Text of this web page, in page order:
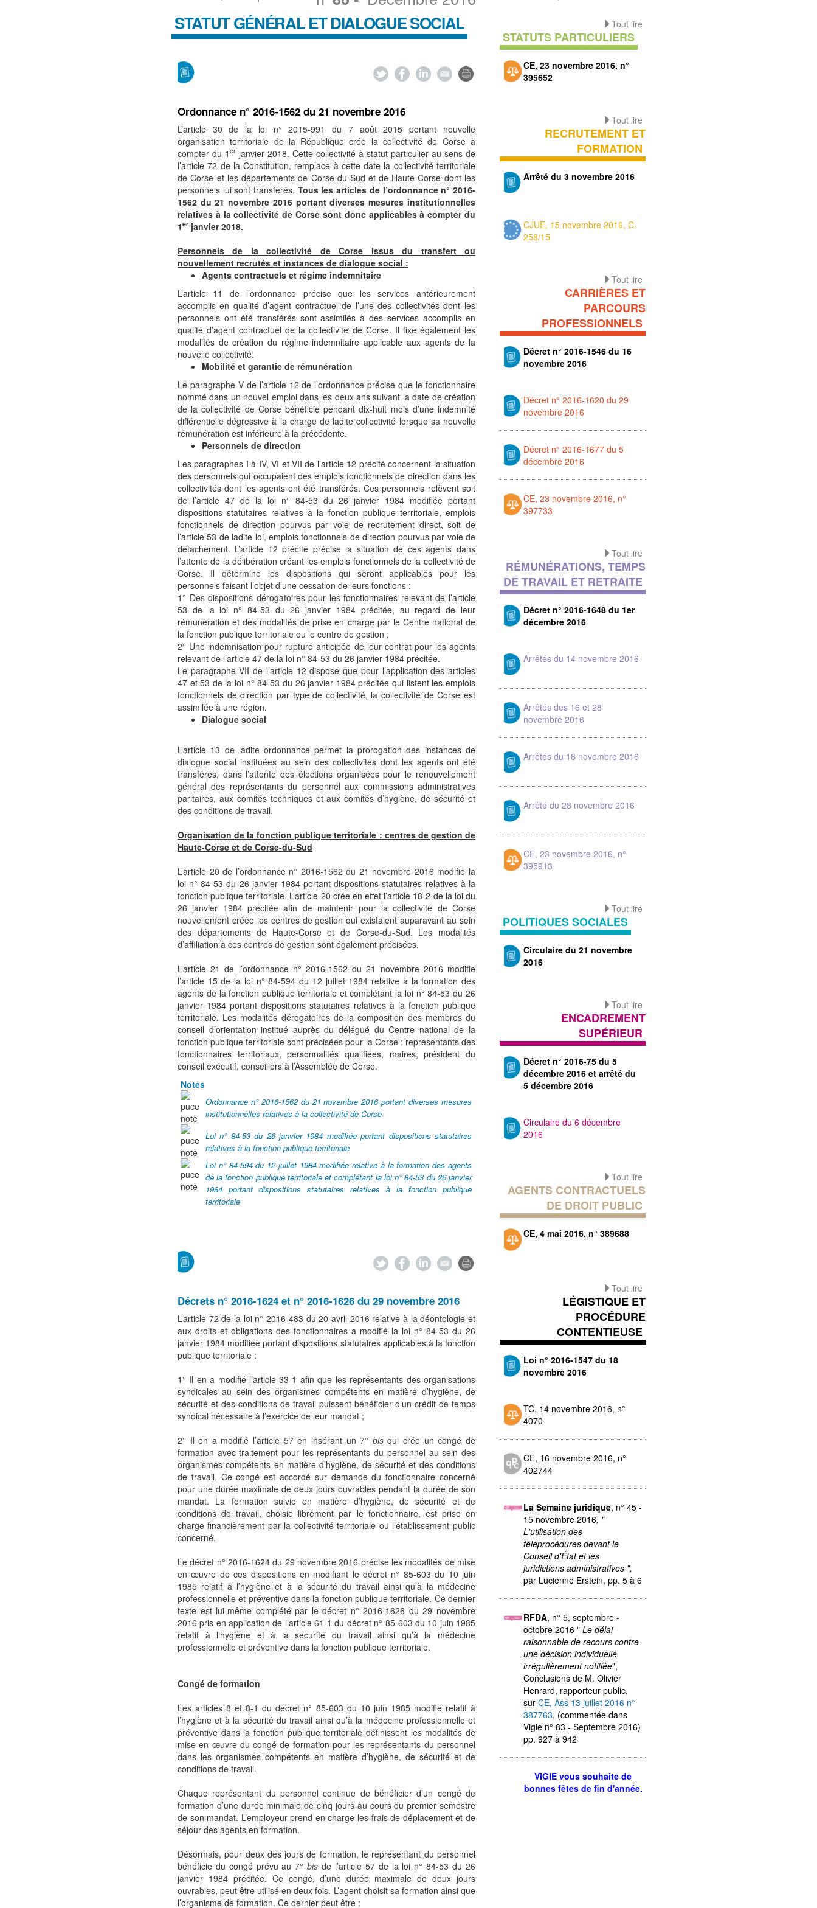
STATUT GÉNÉRAL ET DIALOGUE SOCIAL
Ordonnance n° 2016-1562 du 21 novembre 2016
L’article 30 de la loi n° 2015-991 du 7 août 2015 portant nouvelle
organisation territoriale de la République crée la collectivité de Corse à
compter du 1 er janvier 2018. Cette collectivité à statut particulier au sens de
l’article 72 de la Constitution, remplace à cette date la collectivité territoriale
de Corse et les départements de Corse-du-Sud et de Haute-Corse dont les
personnels lui sont transférés. Tous les articles de l’ordonnance n° 2016-
1562 du 21 novembre 2016 portant diverses mesures institutionnelles
relatives à la collectivité de Corse sont donc applicables à compter du
1er janvier 2018.
Personnels de la collectivité de Corse issus du transfert ou
nouvellement recrutés et instances de dialogue social :
Agents contractuels et régime indemnitaire
L’article 11 de l’ordonnance précise que les services antérieurement
accomplis en qualité d’agent contractuel de l’une des collectivités dont les
personnels ont été transférés sont assimilés à des services accomplis en
qualité d’agent contractuel de la collectivité de Corse. Il fixe également les
modalités de création du régime indemnitaire applicable aux agents de la
nouvelle collectivité.
Mobilité et garantie de rémunération
Le paragraphe V de l’article 12 de l’ordonnance précise que le fonctionnaire
nommé dans un nouvel emploi dans les deux ans suivant la date de création
de la collectivité de Corse bénéficie pendant dix-huit mois d’une indemnité
différentielle dégressive à la charge de ladite collectivité lorsque sa nouvelle
rémunération est inférieure à la précédente.
Personnels de direction
Les paragraphes I à IV, VI et VII de l’article 12 précité concernent la situation
des personnels qui occupaient des emplois fonctionnels de direction dans les
collectivités dont les agents ont été transférés. Ces personnels relèvent soit
de l’article 47 de la loi n° 84-53 du 26 janvier 1984 modifiée portant
dispositions statutaires relatives à la fonction publique territoriale, emplois
fonctionnels de direction pourvus par voie de recrutement direct, soit de
l’article 53 de ladite loi, emplois fonctionnels de direction pourvus par voie de
détachement. L’article 12 précité précise la situation de ces agents dans
l’attente de la délibération créant les emplois fonctionnels de la collectivité de
Corse. Il détermine les dispositions qui seront applicables pour les
personnels faisant l’objet d’une cessation de leurs fonctions :
1° Des dispositions dérogatoires pour les fonctionnaires relevant de l’article
53 de la loi n° 84-53 du 26 janvier 1984 précitée, au regard de leur
rémunération et des modalités de prise en charge par le Centre national de
la fonction publique territoriale ou le centre de gestion ;
2° Une indemnisation pour rupture anticipée de leur contrat pour les agents
relevant de l’article 47 de la loi n° 84-53 du 26 janvier 1984 précitée.
Le paragraphe VII de l’article 12 dispose que pour l’application des articles
47 et 53 de la loi n° 84-53 du 26 janvier 1984 précitée qui listent les emplois
fonctionnels de direction par type de collectivité, la collectivité de Corse est
assimilée à une région.
Dialogue social
L’article 13 de ladite ordonnance permet la prorogation des instances de
dialogue social instituées au sein des collectivités dont les agents ont été
transférés, dans l’attente des élections organisées pour le renouvellement
général des représentants du personnel aux commissions administratives
paritaires, aux comités techniques et aux comités d’hygiène, de sécurité et
des conditions de travail.
Organisation de la fonction publique territoriale : centres de gestion de
Haute-Corse et de Corse-du-Sud
L’article 20 de l’ordonnance n° 2016-1562 du 21 novembre 2016 modifie la
loi n° 84-53 du 26 janvier 1984 portant dispositions statutaires relatives à la
fonction publique territoriale. L’article 20 crée en effet l’article 18-2 de la loi du
26 janvier 1984 précitée afin de maintenir pour la collectivité de Corse
nouvellement créée les centres de gestion qui existaient auparavant au sein
des départements de Haute-Corse et de Corse-du-Sud. Les modalités
d’affiliation à ces centres de gestion sont également précisées.
L’article 21 de l’ordonnance n° 2016-1562 du 21 novembre 2016 modifie
l’article 15 de la loi n° 84-594 du 12 juillet 1984 relative à la formation des
agents de la fonction publique territoriale et complétant la loi n° 84-53 du 26
janvier 1984 portant dispositions statutaires relatives à la fonction publique
territoriale. Les modalités dérogatoires de la composition des membres du
conseil d’orientation institué auprès du délégué du Centre national de la
fonction publique territoriale sont précisées pour la Corse : représentants des
fonctionnaires territoriaux, personnalités qualifiées, maires, président du
conseil exécutif, conseillers à l’Assemblée de Corse.
Notes
Ordonnance n° 2016-1562 du 21 novembre 2016 portant diverses mesures
institutionnelles relatives à la collectivité de Corse
Loi n° 84-53 du 26 janvier 1984 modifiée portant dispositions statutaires
relatives à la fonction publique territoriale
Loi n° 84-594 du 12 juillet 1984 modifiée relative à la formation des agents
de la fonction publique territoriale et complétant la loi n° 84-53 du 26 janvier
1984 portant dispositions statutaires relatives à la fonction publique
territoriale
Décrets n° 2016-1624 et n° 2016-1626 du 29 novembre 2016
L’article 72 de la loi n° 2016-483 du 20 avril 2016 relative à la déontologie et
aux droits et obligations des fonctionnaires a modifié la loi n° 84-53 du 26
janvier 1984 modifiée portant dispositions statutaires applicables à la fonction
publique territoriale :
1° Il en a modifié l’article 33-1 afin que les représentants des organisations
syndicales au sein des organismes compétents en matière d’hygiène, de
sécurité et des conditions de travail puissent bénéficier d’un crédit de temps
syndical nécessaire à l’exercice de leur mandat ;
2° Il en a modifié l’article 57 en insérant un 7° bisqui crée un congé de
formation avec traitement pour les représentants du personnel au sein des
organismes compétents en matière d’hygiène, de sécurité et des conditions
de travail. Ce congé est accordé sur demande du fonctionnaire concerné
pour une durée maximale de deux jours ouvrables pendant la durée de son
mandat. La formation suivie en matière d’hygiène, de sécurité et de
conditions de travail, choisie librement par le fonctionnaire, est prise en
charge financièrement par la collectivité territoriale ou l’établissement public
concerné.
Le décret n° 2016-1624 du 29 novembre 2016 précise les modalités de mise
en œuvre de ces dispositions en modifiant le décret n° 85-603 du 10 juin
1985 relatif à l’hygiène et à la sécurité du travail ainsi qu’à la médecine
professionnelle et préventive dans la fonction publique territoriale. Ce dernier
texte est lui-même complété par le décret n° 2016-1626 du 29 novembre
2016 pris en application de l’article 61-1 du décret n° 85-603 du 10 juin 1985
relatif à l’hygiène et à la sécurité du travail ainsi qu’à la médecine
professionnelle et préventive dans la fonction publique territoriale.
Congé de formation
Les articles 8 et 8-1 du décret n° 85-603 du 10 juin 1985 modifié relatif à
l’hygiène et à la sécurité du travail ainsi qu’à la médecine professionnelle et
préventive dans la fonction publique territoriale définissent les modalités de
mise en œuvre du congé de formation pour les représentants du personnel
dans les organismes compétents en matière d’hygiène, de sécurité et de
conditions de travail.
Chaque représentant du personnel continue de bénéficier d’un congé de
formation d’une durée minimale de cinq jours au cours du premier semestre
de son mandat. L’employeur prend en charge les frais de déplacement et de
séjour des agents en formation.
Désormais, pour deux des jours de formation, le représentant du personnel
bénéficie du congé prévu au 7°bis de l’article 57 de la loi n° 84-53 du 26
janvier 1984 précitée. Ce congé, d’une durée maximale de deux jours
ouvrables, peut être utilisé en deux fois. L’agent choisit sa formation ainsi que
l’organisme de formation. Ce dernier peut être :
Tout lire
STATUTS PARTICULIERS
CE, 23 novembre 2016, n°
395652
Tout lire
RECRUTEMENT ET
FORMATION
Arrêté du 3 novembre 2016
CJUE, 15 novembre 2016, C-
258/15
Tout lire
CARRIÈRES ET
PARCOURS
PROFESSIONNELS
Décret n° 2016-1546 du 16
novembre 2016
Décret n° 2016-1620 du 29
novembre 2016
Décret n° 2016-1677 du 5
décembre 2016
CE, 23 novembre 2016, n°
397733
Tout lire
RÉMUNÉRATIONS, TEMPS
DE TRAVAIL ET RETRAITE
Décret n° 2016-1648 du 1er
décembre 2016
Arrêtés du 14 novembre 2016
Arrêtés des 16 et 28
novembre 2016
Arrêtés du 18 novembre 2016
Arrêté du 28 novembre 2016
CE, 23 novembre 2016, n°
395913
Tout lire
POLITIQUES SOCIALES
Circulaire du 21 novembre
2016
Tout lire
ENCADREMENT
SUPÉRIEUR
Décret n° 2016-75 du 5
décembre 2016 et arrêté du
5 décembre 2016
Circulaire du 6 décembre
2016
Tout lire
AGENTS CONTRACTUELS
DE DROIT PUBLIC
CE, 4 mai 2016, n° 389688
Tout lire
LÉGISTIQUE ET
PROCÉDURE
CONTENTIEUSE
Loi n° 2016-1547 du 18
novembre 2016
TC, 14 novembre 2016, n°
4070
CE, 16 novembre 2016, n°
402744
La Semaine juridique, n° 45 -
15 novembre 2016, "
L'utilisation des
téléprocédures devant le
Conseil d'État et les
juridictions administratives ",
par Lucienne Erstein, pp. 5 à 6
RFDA, n° 5, septembre -
octobre 2016 " Le délai
raisonnable de recours contre
une décision individuelle
irrégulièrement notifiée",
Conclusions de M. Olivier
Henrard, rapporteur public,
surCE, Ass 13 juillet 2016 n°
387763, (commentée dans
Vigie n° 83 - Septembre 2016)
pp. 927 à 942
VIGIE vous souhaite de
bonnes fêtes de fin d'année.